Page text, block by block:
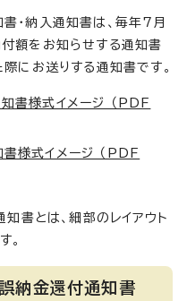
・納入通知書は、毎年7月
額をお知らせする通知書
にお送りする通知書です。
書様式イメージ （PDF
様式イメージ （PDF
知書とは、細部のレイアウト
。
納金還付通知書